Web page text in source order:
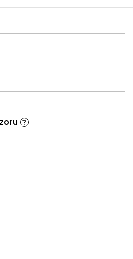
?
240 Rock medium grege
odesíláme do 3 - 8 dní